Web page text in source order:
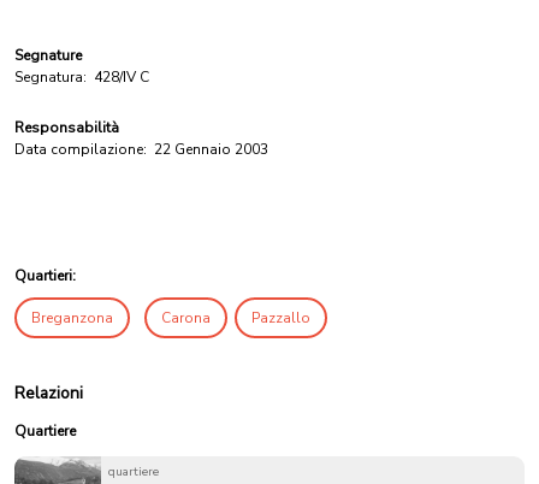
Segnature
Segnatura: 428/IV C
Responsabilità
Data compilazione: 22 Gennaio 2003
Quartieri:
Breganzona Carona Pazzallo
Relazioni
Quartiere
quartiere